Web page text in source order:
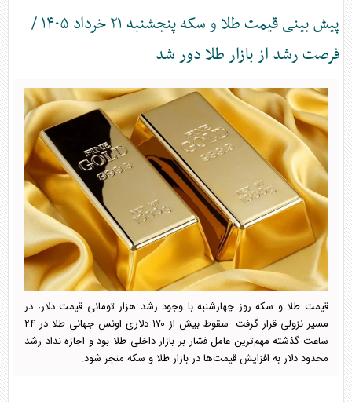
پیش بینی قیمت طلا و سکه پنجشنبه ۲۱ خرداد ۱۴۰۵ /
فرصت رشد از بازار طلا دور شد
قیمت طلا و سکه روز چهارشنبه با وجود رشد هزار تومانی قیمت دلار، در
مسیر نزولی قرار گرفت. سقوط بیش از ۱۷۰ دلاری اونس جهانی طلا در ۲۴
ساعت گذشته مهم‌ترین عامل فشار بر بازار داخلی طلا بود و اجازه نداد رشد
محدود دلار به افزایش قیمت‌ها در بازار طلا و سکه منجر شود.